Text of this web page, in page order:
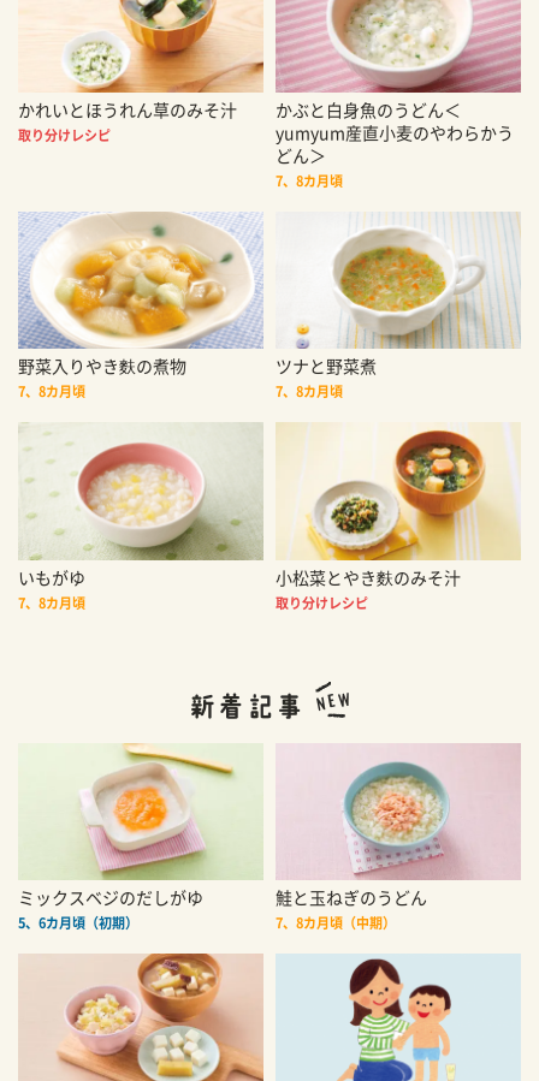
かれいとほうれん草のみそ汁
取り分けレシピ
かぶと白身魚のうどん＜
yumyum産直小麦のやわらかう
どん＞
7、8カ月頃
野菜入りやき麩の煮物
7、8カ月頃
ツナと野菜煮
7、8カ月頃
いもがゆ
7、8カ月頃
小松菜とやき麩のみそ汁
取り分けレシピ
ミックスベジのだしがゆ
5、6カ月頃（初期）
鮭と玉ねぎのうどん
7、8カ月頃（中期）